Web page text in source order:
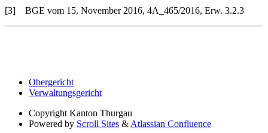
[3] BGE vom 15. November 2016, 4A_465/2016, Erw. 3.2.3
Obergericht
Verwaltungsgericht
Copyright Kanton Thurgau
Powered by Scroll Sites &Atlassian Confluence